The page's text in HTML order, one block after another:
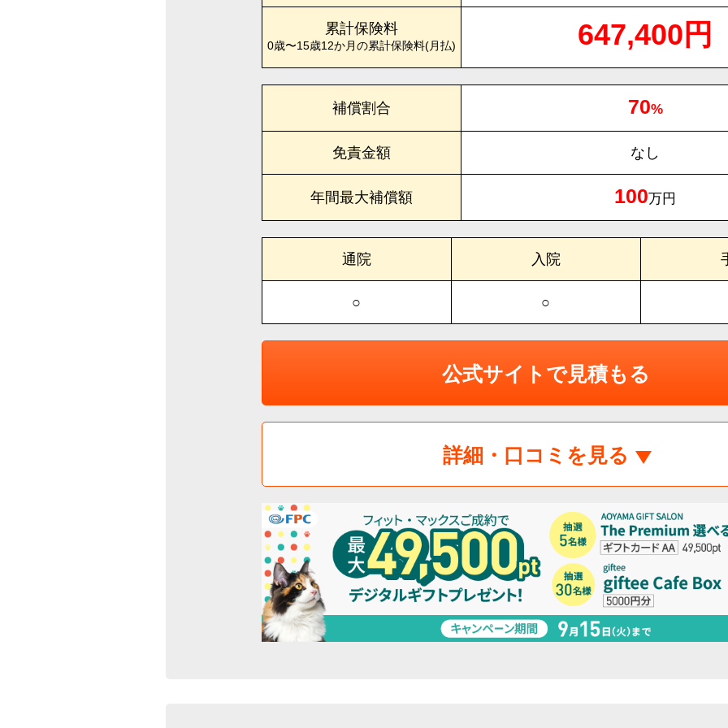
累計保険料
0歳〜15歳12か月 の累計保険料(月払) 647,400円
補償割合 70%
免責金額 なし
年間最大補償額 100万円
通院 入院
○ ○
公式サイトで見積もる
詳細・口コミを見る